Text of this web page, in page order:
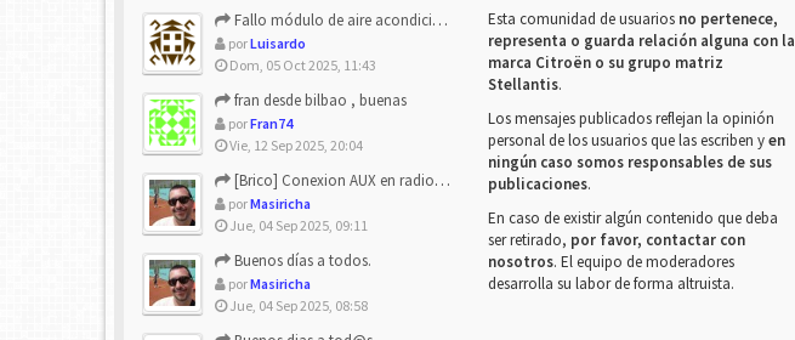
Fallo módulo de aire acondicionado
porLuisardo
Dom, 05 Oct 2025, 11:43
fran desde bilbao , buenas
porFran74
Vie, 12 Sep 2025, 20:04
[Brico] Conexion AUX en radio de origen
porMasiricha
Jue, 04 Sep 2025, 09:11
Buenos días a todos.
porMasiricha
Jue, 04 Sep 2025, 08:58
Esta comunidad de usuarios no pertenece,
representa o guarda relación alguna con la
marca Citroën o su grupo matriz
Stellantis.
Los mensajes publicados reflejan la opinión
personal de los usuarios que las escriben yen
ningún caso somos responsables de sus
publicaciones.
En caso de existir algún contenido que deba
ser retirado, por favor, contactar con
nosotros. El equipo de moderadores
desarrolla su labor de forma altruista.